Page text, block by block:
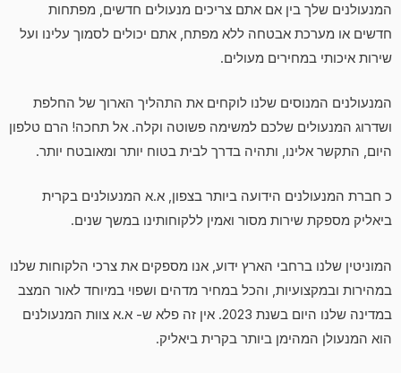
המנעולנים שלך בין אם אתם צריכים מנעולים חדשים, מפתחות
חדשים או מערכת אבטחה ללא מפתח, אתם יכולים לסמוך עלינו ועל
שירות איכותי במחירים מעולים.
המנעולנים המנוסים שלנו לוקחים את התהליך הארוך של החלפת
ושדרוג המנעולים שלכם למשימה פשוטה וקלה. אל תחכה! הרם טלפון
היום, התקשר אלינו, ותהיה בדרך לבית בטוח יותר ומאובטח יותר.
כ חברת המנעולנים הידועה ביותר בצפון, א.א המנעולנים בקרית
ביאליק מספקת שירות מסור ואמין ללקוחותינו במשך שנים.
המוניטין שלנו ברחבי הארץ ידוע, אנו מספקים את צרכי הלקוחות שלנו
במהירות ובמקצועיות, והכל במחיר מדהים ושפוי במיוחד לאור המצב
במדינה שלנו היום בשנת 2023. אין זה פלא ש- א.א צוות המנעולנים
הוא המנעולן המהימן ביותר בקרית ביאליק.